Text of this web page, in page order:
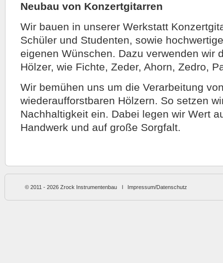
Neubau von Konzertgitarren
Wir bauen in unserer Werkstatt
Schüler und Studenten, sowie
eigenen Wünschen. Dazu verwenden wir
Hölzer, wie Fichte, Zeder, Ahorn, Zedro,
Wir bemühen uns um die Verarbeitung
wiederaufforstbaren Hölzern. So setzen
Nachhaltigkeit ein. Dabei legen wir Wert
Handwerk und auf große Sorgfalt.
© 2011 - 2026 Zrock Instrumentenbau l Impressum/Datenschutz